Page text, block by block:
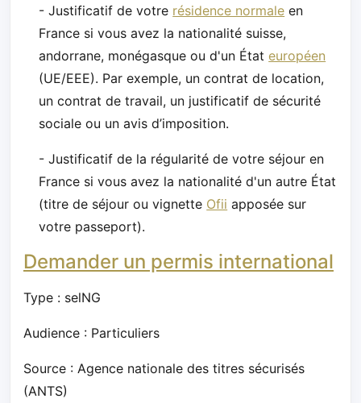
- Justificatif de votre résidence normale en
France si vous avez la nationalité suisse,
andorrane, monégasque ou d'un Étateuropéen
(UE/EEE). Par exemple, un contrat de location,
un contrat de travail, un justificatif de sécurité
sociale ou un avis d’imposition.
- Justificatif de la régularité de votre séjour en
France si vous avez la nationalité d'un autre État
(titre de séjour ou vignette Ofii apposée sur
votre passeport).
Demander un permis international
Type : selNG
Audience : Particuliers
Source : Agence nationale des titres sécurisés
(ANTS)